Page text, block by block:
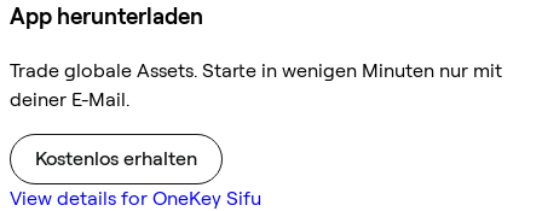
App herunterladen
Trade globale Assets. Starte in wenigen Minuten nur mit
deiner E-Mail.
Kostenlos erhalten
View details for OneKey Sifu